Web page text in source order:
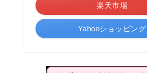
楽天市場
Yahooショッピング